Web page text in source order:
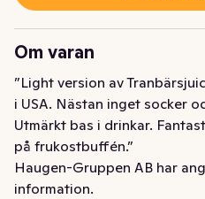
Om varan
”Light version av
i USA. Nästan inget socker
Utmärkt bas i drinkar.
på frukostbuffén.”
Haugen-Gruppen AB har
information.